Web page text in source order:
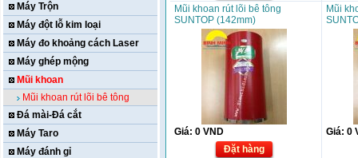
Máy Trộn
Máy đột lỗ kim loại
Máy đo khoảng cách Laser
Máy ghép mộng
Mũi khoan
Mũi khoan rút lõi bê tông
Đá mài-Đá cắt
Máy Taro
Máy đánh gỉ
Mũi khoan rút lõi bê tông
SUNTOP (142mm)
Giá: 0 VND
Đặt hàng
Mũi
Giá: 0